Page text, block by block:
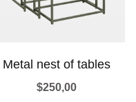
Metal nest of tables
$250,00